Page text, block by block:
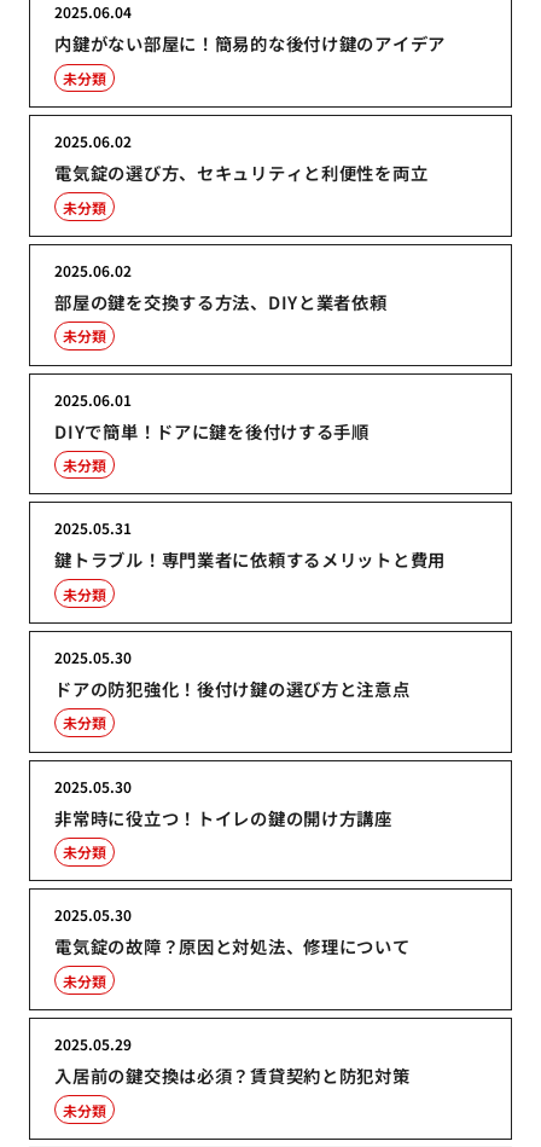
内鍵がない部屋に！簡易的な後付け鍵のアイデア
2025.06.04
未分類
電気錠の選び方、セキュリティと利便性を両立
2025.06.02
未分類
部屋の鍵を交換する方法、DIYと業者依頼
2025.06.02
未分類
DIYで簡単！ドアに鍵を後付けする手順
2025.06.01
未分類
鍵トラブル！専門業者に依頼するメリットと費用
2025.05.31
未分類
ドアの防犯強化！後付け鍵の選び方と注意点
2025.05.30
未分類
非常時に役立つ！トイレの鍵の開け方講座
2025.05.30
未分類
電気錠の故障？原因と対処法、修理について
2025.05.30
未分類
入居前の鍵交換は必須？賃貸契約と防犯対策
2025.05.29
未分類